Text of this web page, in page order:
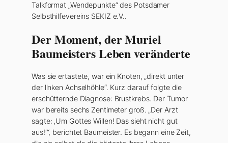
Talkformat „Wendepunkte“ des Potsdamer
Selbsthilfevereins SEKIZ e.V..
Der Moment, der Muriel
Baumeisters Leben veränderte
Was sie ertastete, war ein Knoten, „direkt unter
der linken Achselhöhle“. Kurz darauf folgte die
erschütternde Diagnose: Brustkrebs. Der Tumor
war bereits sechs Zentimeter groß. „Der Arzt
sagte: ‚Um Gottes Willen! Das sieht nicht gut
aus!’“, berichtet Baumeister. Es begann eine Zeit,